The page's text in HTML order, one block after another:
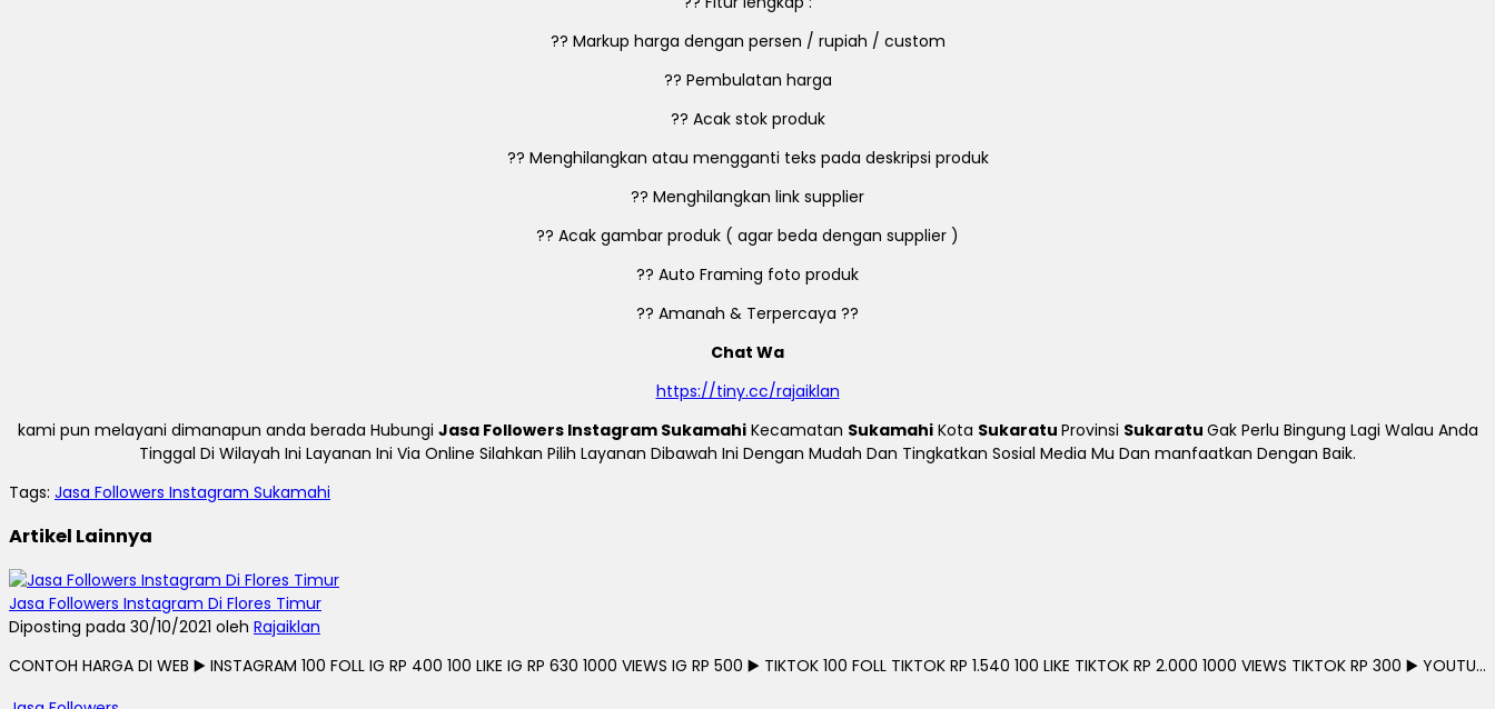
?? Markup harga dengan persen / rupiah / custom
?? Pembulatan harga
?? Acak stok produk
?? Menghilangkan atau mengganti teks pada deskripsi produk
?? Menghilangkan link supplier
?? Acak gambar produk ( agar beda dengan supplier )
?? Auto Framing foto produk
?? Amanah & Terpercaya ??
Chat Wa
https://tiny.cc/rajaiklan
kami pun melayani dimanapun anda berada Hubungi Jasa Followers Instagram SukamahiKecamatan SukamahiKota Sukaratu Provinsi Sukaratu Gak Perlu Bingung Lagi Walau Anda
Tinggal Di Wilayah Ini Layanan Ini Via Online Silahkan Pilih Layanan Dibawah Ini Dengan Mudah Dan Tingkatkan Sosial Media Mu Dan manfaatkan Dengan Baik.
Tags: Jasa Followers Instagram Sukamahi
Artikel Lainnya
Jasa Followers Instagram Di Flores Timur
Diposting pada 30/10/2021 oleh Rajaiklan
CONTOH HARGA DI WEB ▶️ INSTAGRAM 100 FOLL IG RP 400 100 LIKE IG RP 630 1000 VIEWS IG RP 500 ▶️ TIKTOK 100 FOLL TIKTOK RP 1.540 100 LIKE TIKTOK RP 2.000 1000 VIEWS TIKTOK RP 300 ▶️ YOUTU...